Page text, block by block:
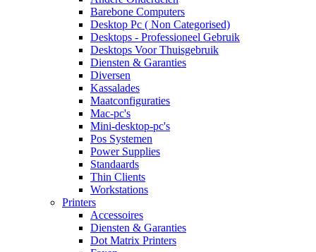
Barebone Computers
Desktop Pc ( Non Categorised)
Desktops - Professioneel Gebruik
Desktops Voor Thuisgebruik
Diensten & Garanties
Diversen
Kassalades
Maatconfiguraties
Mac-pc's
Mini-desktop-pc's
Pos Systemen
Power Supplies
Standaards
Thin Clients
Workstations
Printers
Accessoires
Diensten & Garanties
Dot Matrix Printers